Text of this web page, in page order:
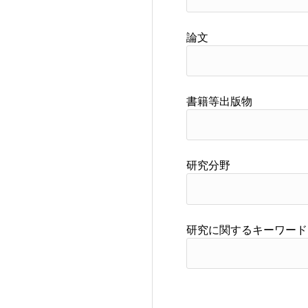
論文
書籍等出版物
研究分野
研究に関するキーワード